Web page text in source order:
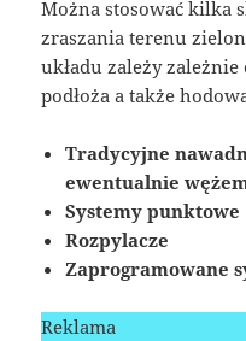
Można stosować kilka
zraszania terenu
układu zależy
podłoża a także
Tradycyjne
ewentualnie
Systemy punktowe
Rozpylacze
Zaprogramowane
Reklama